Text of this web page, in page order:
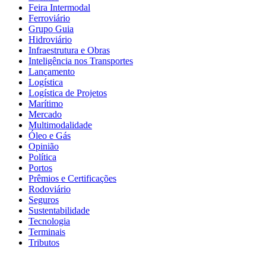
Feira Intermodal
Ferroviário
Grupo Guia
Hidroviário
Infraestrutura e Obras
Inteligência nos Transportes
Lançamento
Logística
Logística de Projetos
Marítimo
Mercado
Multimodalidade
Óleo e Gás
Opinião
Política
Portos
Prêmios e Certificações
Rodoviário
Seguros
Sustentabilidade
Tecnologia
Terminais
Tributos